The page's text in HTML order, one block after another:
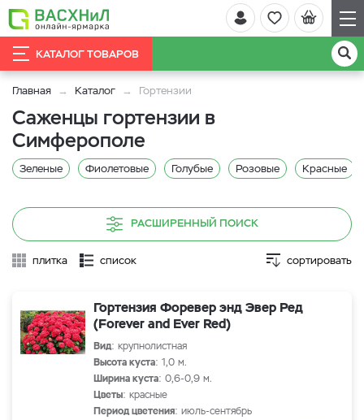
КАТАЛОГ ТОВАРОВ
Главная Каталог Гортензии
Саженцы гортензии в
Симферополе
Зеленые Фиолетовые Голубые Розовые Красные
РАСШИРЕННЫЙ ПОИСК
плитка список сортировать
Гортензия Форевер энд Эвер Ред
(Forever and Ever Red)
Вид: крупнолистная
Высота куста: 1,0 м.
Ширина куста: 0,6-0,9 м.
Цветы: красные
Период цветения: июль-сентябрь